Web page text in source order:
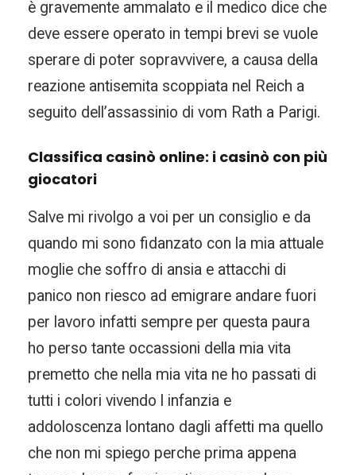
è gravemente ammalato e il medico dice che
deve essere operato in tempi brevi se vuole
sperare di poter sopravvivere, a causa della
reazione antisemita scoppiata nel Reich a
seguito dell’assassinio di vom Rath a Parigi.
Classifica casinò online: i casinò con più
giocatori
Salve mi rivolgo a voi per un consiglio e da
quando mi sono fidanzato con la mia attuale
moglie che soffro di ansia e attacchi di
panico non riesco ad emigrare andare fuori
per lavoro infatti sempre per questa paura
ho perso tante occassioni della mia vita
premetto che nella mia vita ne ho passati di
tutti i colori vivendo l infanzia e
addoloscenza lontano dagli affetti ma quello
che non mi spiego perche prima appena